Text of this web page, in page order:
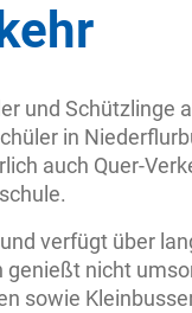
und Schützlinge
in
auch Quer-
verfügt über
genießt nicht
sowie